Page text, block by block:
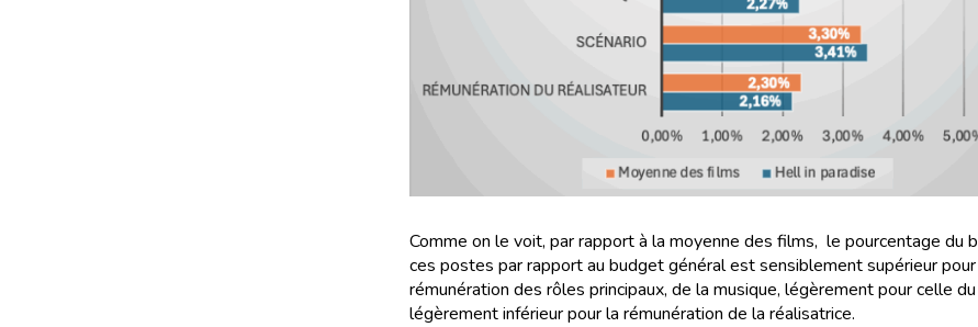
Comme on le voit, par rapport à la moyenne des films, le pourcentage du
ces postes par rapport au budget général est sensiblement supérieur
rémunération des rôles principaux, de la musique, légèrement pour celle
légèrement inférieur pour la rémunération de la réalisatrice.